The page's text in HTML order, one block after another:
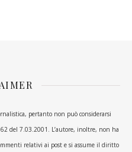
pertanto non può considerarsi
del 7.03.2001. L’autore, inoltre, non ha
relativi ai post e si assume il diritto